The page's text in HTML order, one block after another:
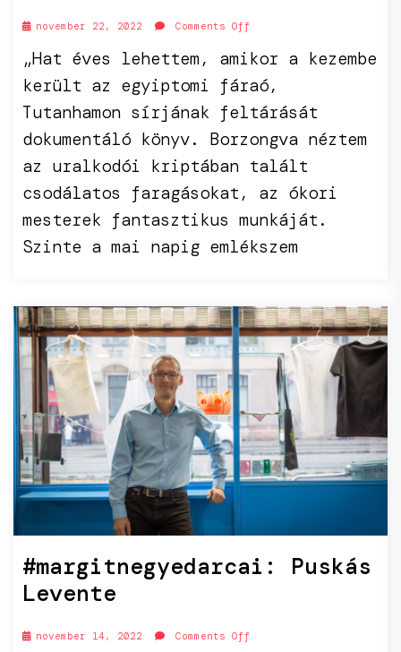
november 22, 2022 Comments Off
„Hat éves lehettem, amikor a kezembe
került az egyiptomi fáraó,
Tutanhamon sírjának feltárását
dokumentáló könyv. Borzongva néztem
az uralkodói kriptában talált
csodálatos faragásokat, az ókori
mesterek fantasztikus munkáját.
Szinte a mai napig emlékszem
#margitnegyedarcai: Puskás
Levente
november 14, 2022 Comments Off